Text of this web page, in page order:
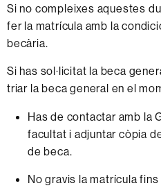
Si no compleixes aquestes
fer la matrícula amb la
becària.
Si has sol·licitat la beca
triar la beca general en el
Has de contactar amb la
facultat i adjuntar còpia
de beca.
No gravis la matrícula